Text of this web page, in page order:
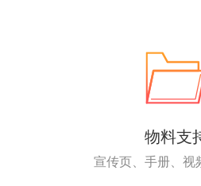
物料支
宣传页、手册、视